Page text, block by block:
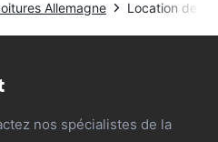
Allemagne Location de
nos spécialistes de la